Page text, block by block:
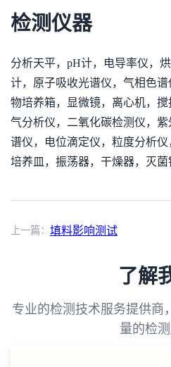
检测仪器
分析天平，pH计，电导率仪，
计，原子吸收光谱仪，气相色
物培养箱，显微镜，离心机，
气分析仪，二氧化碳检测仪，
谱仪，电位滴定仪，粒度分析仪
培养皿，振荡器，干燥器，灭
上一篇： 填料影响测试
了解
专业的检测技术服务提供商
量的检